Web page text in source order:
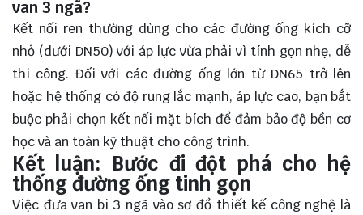
van 3 ngã?
Kết nối ren thường dùng cho các đường ống kích cỡ
nhỏ (dưới DN50) với áp lực vừa phải vì tính gọn nhẹ, dễ
thi công. Đối với các đường ống lớn từ DN65 trở lên
hoặc hệ thống có độ rung lắc mạnh, áp lực cao, bạn bắt
buộc phải chọn kết nối mặt bích để đảm bảo độ bền cơ
học và an toàn kỹ thuật cho công trình.
Kết luận: Bước đi đột phá cho hệ
thống đường ống tinh gọn
Việc đưa van bi 3 ngã vào sơ đồ thiết kế công nghệ là